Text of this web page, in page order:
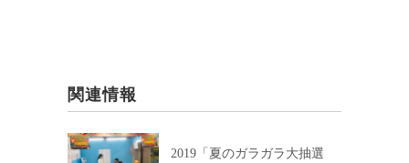
関連情報
2019「夏のガラガラ大抽選